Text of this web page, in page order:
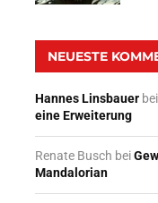
NEUESTE
Hannes Linsbauer
eine Erweiterung
Renate Busch bei
Mandalorian